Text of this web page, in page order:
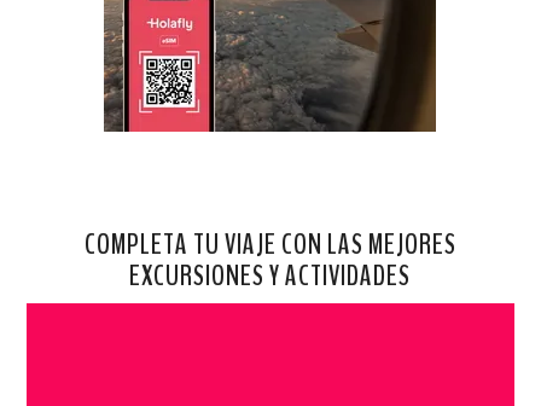
COMPLETA TU VIAJE CON LAS MEJORES
EXCURSIONES Y ACTIVIDADES